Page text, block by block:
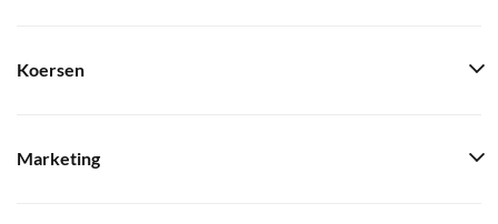
Koersen
Marketing